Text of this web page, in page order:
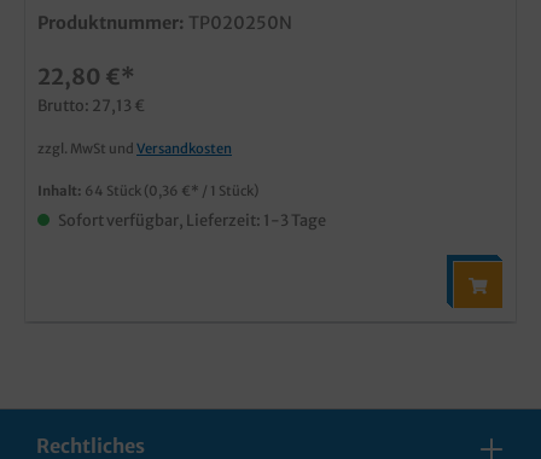
Produktnummer: TP020250N
22,80 €*
Brutto: 27,13 €
zzgl. MwSt und Versandkosten
Inhalt: 64 Stück (0,36 €* / 1 Stück)
Sofort verfügbar, Lieferzeit: 1-3 Tage
Rechtliches